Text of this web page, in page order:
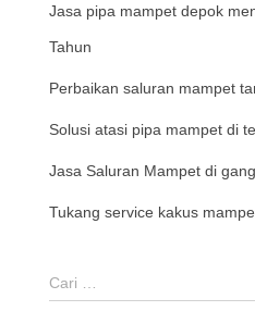
Jasa pipa mampet depok
Tahun
Perbaikan saluran mampet
Solusi atasi pipa mampet di
Jasa Saluran Mampet di
Tukang service kakus
Cari …